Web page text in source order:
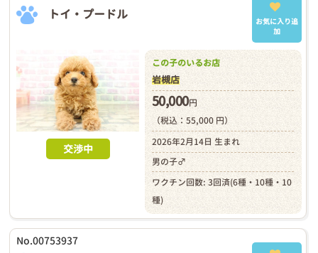
トイ・プードル
お気に入り追
加
交渉中
この子のいるお店
岩槻店
50,000円
（税込：55,000 円）
2026年2月14日 生まれ
男の子♂
ワクチン回数: 3回済(6種・10種・10
種)
No.00753937